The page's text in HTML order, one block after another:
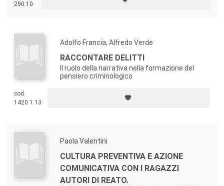
290.10
Adolfo Francia, Alfredo Verde
RACCONTARE DELITTI
Il ruolo della narrativa nella formazione del
pensiero criminologico
cod.
1420.1.13
Paola Valentini
CULTURA PREVENTIVA E AZIONE
COMUNICATIVA CON I RAGAZZI
AUTORI DI REATO.